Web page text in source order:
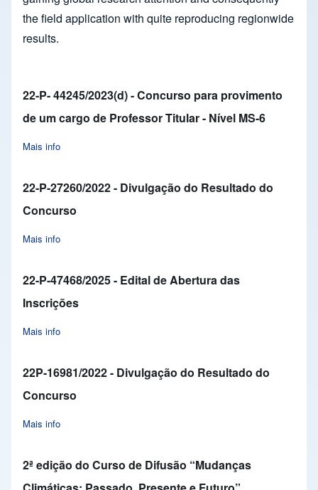
the field application with quite reproducing regionwide
results.
22-P- 44245/2023(d) - Concurso para provimento
de um cargo de Professor Titular - Nível MS-6
Mais info
22-P-27260/2022 - Divulgação do Resultado do
Concurso
Mais info
22-P-47468/2025 - Edital de Abertura das
Inscrições
Mais info
22P-16981/2022 - Divulgação do Resultado do
Concurso
Mais info
2ª edição do Curso de Difusão “Mudanças